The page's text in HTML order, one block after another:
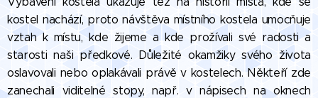
kostel nachází, proto návštěva místního kostela umocňuje
vztah k místu, kde žijeme a kde prožívali své radosti a
starosti naši předkové. Důležité okamžiky svého života
oslavovali nebo oplakávali právě v kostelech. Někteří zde
zanechali viditelné stopy, např. v nápisech na oknech